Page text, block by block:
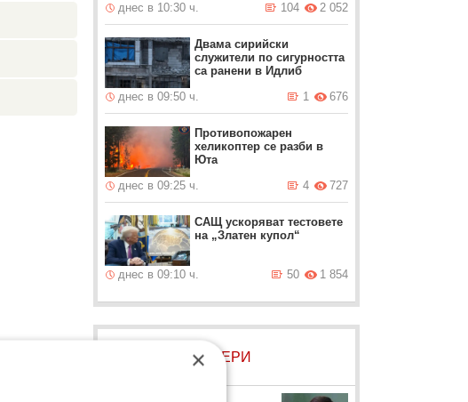
днес в 10:30 ч.
2 052
104
Двама сирийски
служители по сигурността
са ранени в Идлиб
днес в 09:50 ч.
676
1
Противопожарен
хеликоптер се разби в
Юта
днес в 09:25 ч.
727
4
САЩ ускоряват тестовете
на „Златен купол“
днес в 09:10 ч. 1 854
50
ЛОВЦИ НА БИСЕРИ
×